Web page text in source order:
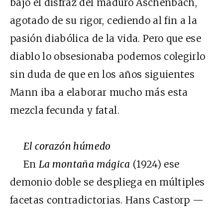
bajo el disfraz del maduro Aschenbach,
agotado de su rigor, cediendo al fin a la
pasión diabólica de la vida. Pero que ese
diablo lo obsesionaba podemos colegirlo
sin duda de que en los años siguientes
Mann iba a elaborar mucho más esta
mezcla fecunda y fatal.
El corazón húmedo
En La montaña mágica (1924) ese
demonio doble se despliega en múltiples
facetas contradictorias. Hans Castorp —